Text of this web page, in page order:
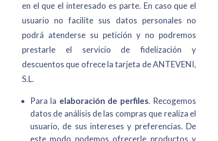
en el que el interesado es parte. En caso que el
usuario no facilite sus datos personales no
podrá atenderse su petición y no podremos
prestarle el servicio de fidelización y
descuentos que ofrece la tarjeta de ANTEVENI,
S.L.
Para la elaboración de perfiles. Recogemos
datos de análisis de las compras que realiza el
usuario, de sus intereses y preferencias. De
este modo podemos ofrecerle productos y